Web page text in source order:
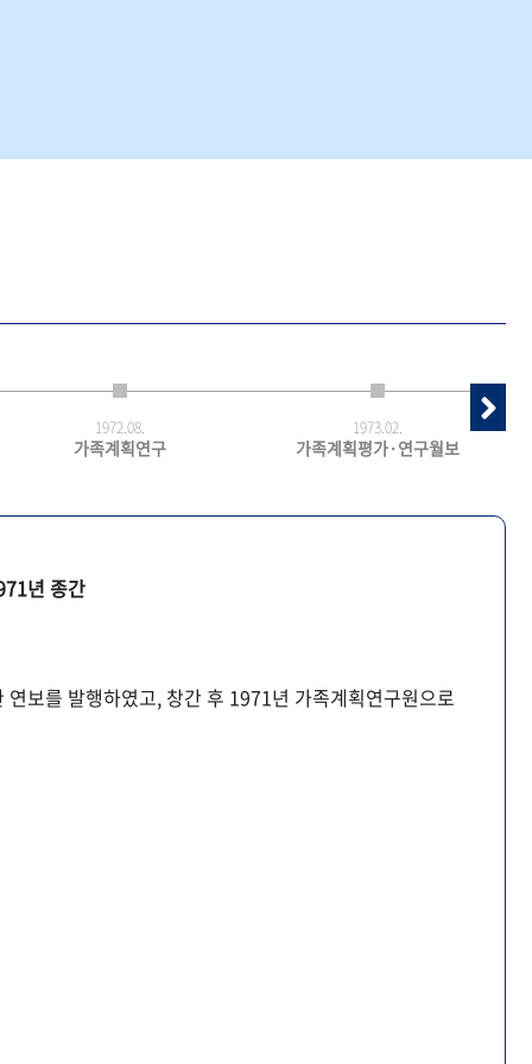
1972.08.
가족계획연구
1973.02.
가족계획평가·연구월보
년 종간
보를 발행하였고, 창간 후 1971년 가족계획연구원으로